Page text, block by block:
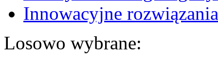
Innowacyjne
Losowo wybrane: